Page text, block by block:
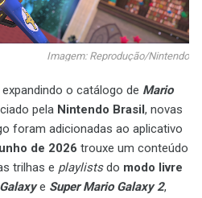
Imagem: Reprodução/Nintendo
o catálogo de Mario
pela Nintendo Brasil, novas
foram adicionadas ao aplicativo
de 2026 trouxe um conteúdo
trilhas e playlistsdo modo livre
e Super Mario Galaxy 2,